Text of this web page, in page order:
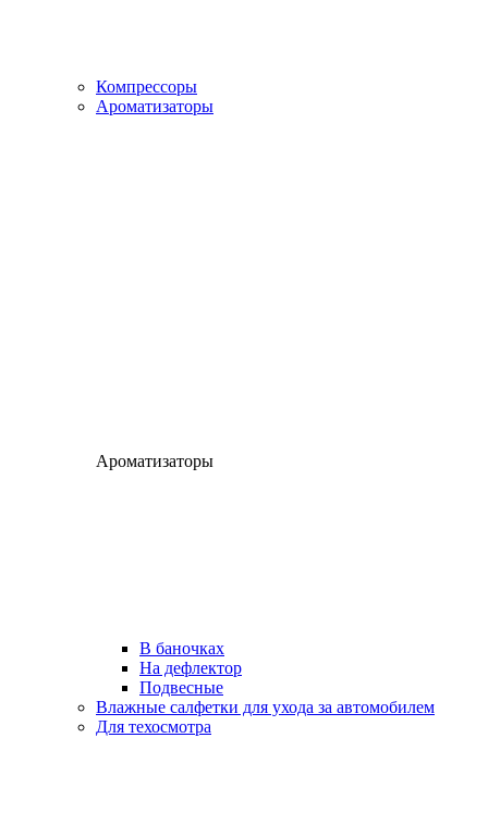
Компрессоры
Ароматизаторы
Ароматизаторы
В баночках
На дефлектор
Подвесные
Влажные салфетки для ухода за автомобилем
Для техосмотра